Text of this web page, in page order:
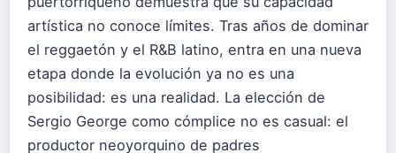
artística no conoce límites. Tras años de dominar
el reggaetón y el R&B latino, entra en una nueva
etapa donde la evolución ya no es una
posibilidad: es una realidad. La elección de
Sergio George como cómplice no es casual: el
productor neoyorquino de padres